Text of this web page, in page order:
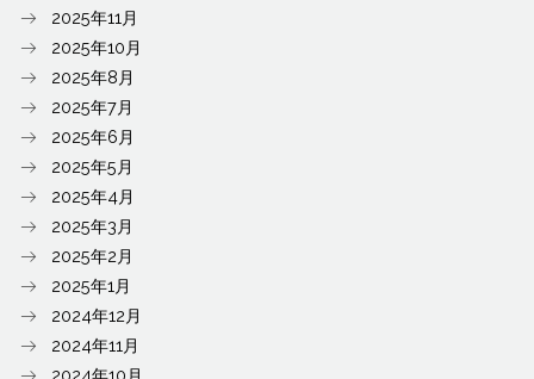
2025年11月
2025年10月
2025年8月
2025年7月
2025年6月
2025年5月
2025年4月
2025年3月
2025年2月
2025年1月
2024年12月
2024年11月
2024年10月